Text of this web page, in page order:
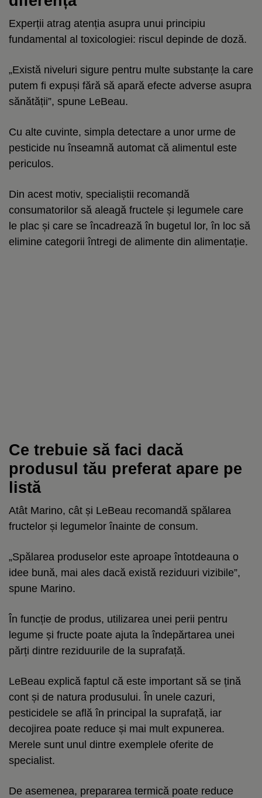
Experții atrag atenția asupra unui principiu
fundamental al toxicologiei: riscul depinde de doză.
„Există niveluri sigure pentru multe substanțe la care
putem fi expuși fără să apară efecte adverse asupra
sănătății”, spune LeBeau.
Cu alte cuvinte, simpla detectare a unor urme de
pesticide nu înseamnă automat că alimentul este
periculos.
Din acest motiv, specialiștii recomandă
consumatorilor să aleagă fructele și legumele care
le plac și care se încadrează în bugetul lor, în loc să
elimine categorii întregi de alimente din alimentație.
Ce trebuie să faci dacă
produsul tău preferat apare pe
listă
Atât Marino, cât și LeBeau recomandă spălarea
fructelor și legumelor înainte de consum.
„Spălarea produselor este aproape întotdeauna o
idee bună, mai ales dacă există reziduuri vizibile”,
spune Marino.
În funcție de produs, utilizarea unei perii pentru
legume și fructe poate ajuta la îndepărtarea unei
părți dintre reziduurile de la suprafață.
LeBeau explică faptul că este important să se țină
cont și de natura produsului. În unele cazuri,
pesticidele se află în principal la suprafață, iar
decojirea poate reduce și mai mult expunerea.
Merele sunt unul dintre exemplele oferite de
specialist.
De asemenea, prepararea termică poate reduce